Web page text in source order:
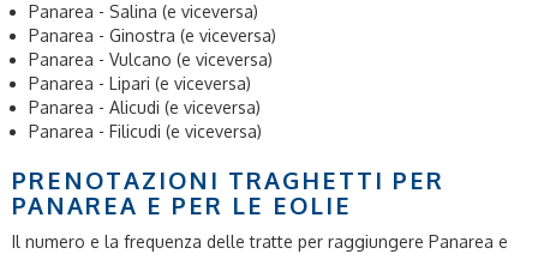
Panarea - Salina (e viceversa)
Panarea - Ginostra (e viceversa)
Panarea - Vulcano (e viceversa)
Panarea - Lipari (e viceversa)
Panarea - Alicudi (e viceversa)
Panarea - Filicudi (e viceversa)
PRENOTAZIONI TRAGHETTI PER
PANAREA E PER LE EOLIE
Il numero e la frequenza delle tratte per raggiungere Panarea e